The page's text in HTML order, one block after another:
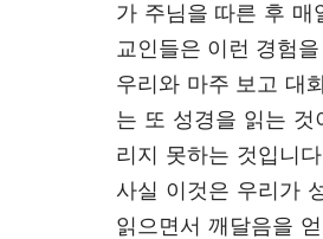
가 주님을 따른 후 매
교인들은 이런 경험
우리와 마주 보고 대
는 또 성경을 읽는 것
리지 못하는 것입니
사실 이것은 우리가
읽으면서 깨달음을